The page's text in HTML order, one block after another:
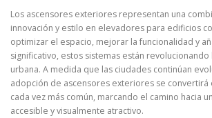
Los ascensores exteriores representan una
innovación y estilo en elevadores para edificios
optimizar el espacio, mejorar la funcionalidad y
significativo, estos sistemas están
urbana. A medida que las ciudades continúan
adopción de ascensores exteriores se convertirá
cada vez más común, marcando el camino hacia
accesible y visualmente atractivo.